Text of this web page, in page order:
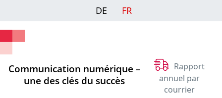
DE FR
Communication numérique –
une des clés du succès
Rapport
annuel par
courrier